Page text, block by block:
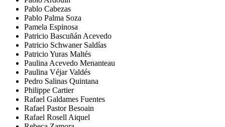
Pablo Cabezas
Pablo Palma Soza
Pamela Espinosa
Patricio Bascuñán Acevedo
Patricio Schwaner Saldías
Patricio Yuras Maltés
Paulina Acevedo Menanteau
Paulina Véjar Valdés
Pedro Salinas Quintana
Philippe Cartier
Rafael Galdames Fuentes
Rafael Pastor Besoain
Rafael Rosell Aiquel